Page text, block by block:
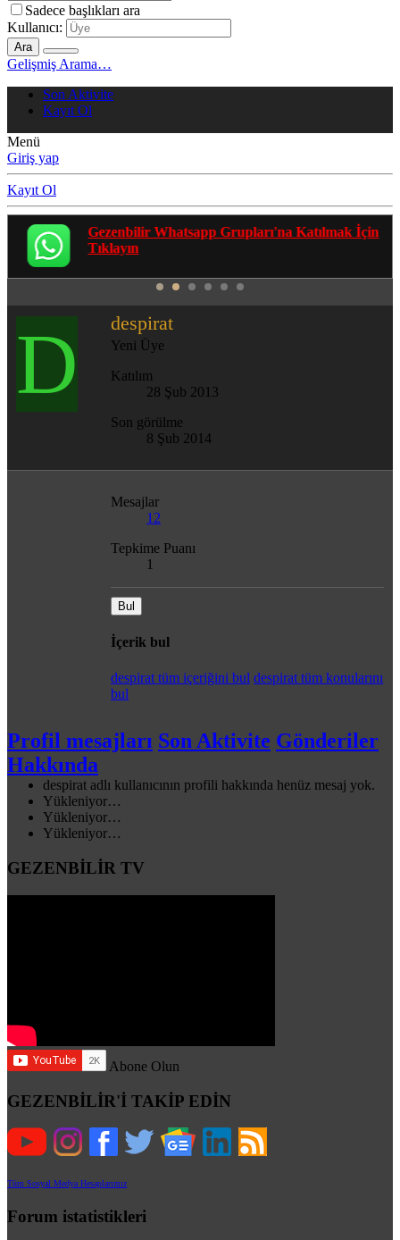
Sadece başlıkları ara
Kullanıcı:
Ara
Gelişmiş Arama…
Son Aktivite
Kayıt Ol
Menü
Giriş yap
Kayıt Ol
Gezenbilir Whatsapp Grupları'na Katılmak İçin
Tıklayın
D despirat
Yeni Üye
Katılım
28 Şub 2013
Son görülme
8 Şub 2014
Mesajlar
12
Tepkime Puanı
1
Bul
İçerik bul
despirat tüm içeriğini bul despirat tüm konularını
bul
Profil mesajları Son Aktivite Gönderiler
Hakkında
despirat adlı kullanıcının profili hakkında henüz mesaj yok.
Yükleniyor…
Yükleniyor…
Yükleniyor…
GEZENBİLİR TV
Abone Olun
GEZENBİLİR'İ TAKİP EDİN
Tüm Sosyal Medya Hesaplarımız
Forum istatistikleri